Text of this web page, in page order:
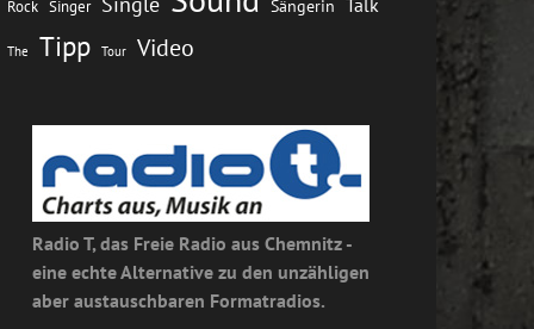
Rock Singer Sängerin Talk
The Tipp Tour Video
Radio T, das Freie Radio aus Chemnitz -
eine echte Alternative zu den unzähligen
aber austauschbaren Formatradios.